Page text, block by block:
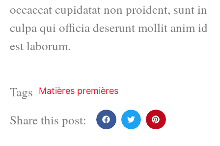
occaecat cupidatat non proident, sunt in
culpa qui officia deserunt mollit anim id
est laborum.
Tags Matières premières
Share this post: